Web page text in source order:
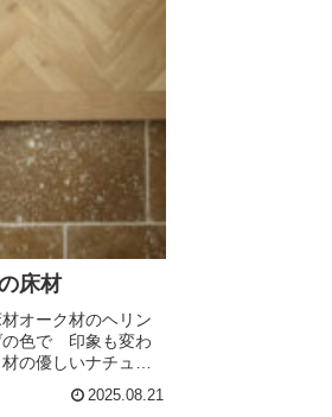
床材
オーク材のヘリン
色で 印象も変わ
の優しいナチュラ
すなら クリアーオ
したヴィンテージ感
2025.08.21